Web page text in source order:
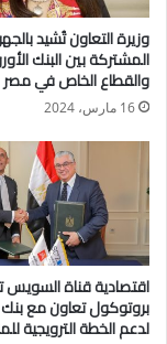
10.80 مليار
418 الف مزارع ومستفيد نهائي.
وكذلك استعرض
المزارعين
أكد “القصير” أن
الماضية سوف يسهم
الزراعية حتى تكون
المستهدفة.
وزيرة التعاون تُشيد
المشتركة بين البنك
والقطاع الخاص في مصر
16 مارس، 2024
اقتصادية قناة
بروتوكول تعاون مع
لدعم الخطة الترويجية